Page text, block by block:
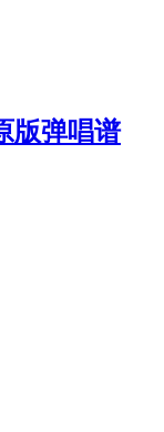
版弹唱谱